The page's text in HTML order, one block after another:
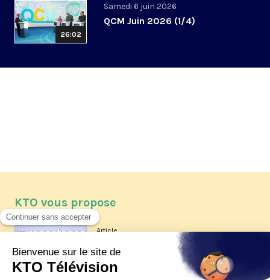
26:02
Samedi 6 juin 2026
QCM Juin 2026 (1/4)
KTO vous propose
Article
Les reportages d'été 2026 de KTO